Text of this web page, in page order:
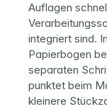
Auflagen
integriert sind.
Papierbogen
separaten
punktet beim
kleinere